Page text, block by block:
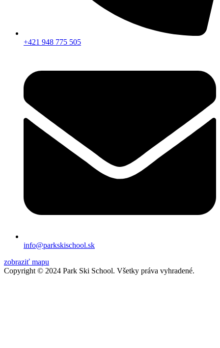
+421 948 775 505
info@parkskischool.sk
zobraziť mapu
Copyright © 2024 Park Ski School. Všetky práva vyhradené.